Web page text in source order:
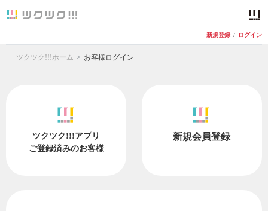
新規登録 / ログイン
ツクツク!!!ホーム お客様ログイン
ツクツク!!!アプリ
ご登録済みのお客様
新規会員登録